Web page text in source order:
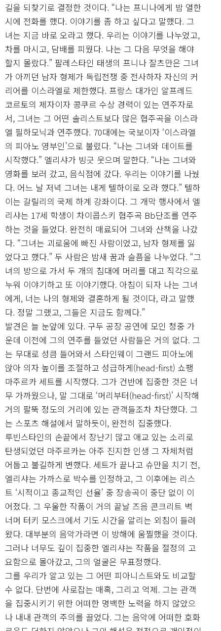
길을 되찾기로 결정한 것이다. “나는 프니나에게 밤 열한
시에 전화를 했다. 이야기를 좀 하고 싶다고 말했다. 그
녀는 지금 바로 오라고 했다. 우리는 이야기를 나누었고,
차를 마시고, 담배를 피웠다. 나는 그 다음 무엇을 해야
할지 몰랐다.” 팔레스타인 태생의 프니나 잘츠만은 그녀
가 아끼던 남자 형제가 독립전쟁 중 전사하자 자신의 커
리어를 이스라엘로 제한했다. 프랑스 대가인 알프레드
코르토의 제자이자 콩쿠르 수상 경력이 있는 연주자로
서, 그녀는 그 어떤 솔리스트보다 많은 협주곡을 이스라
엘 필하모닉과 연주했다. 70대에는 국보이자 ‘이스라엘
의 피아노 영부인’으로 불렸다. “나는 그녀와 데이트를
시작했다.” 엘리샤가 빙긋 웃으며 말한다. “나는 그녀와
영화를 보러 갔고, 음식점에 갔다. 우리는 이야기를 나눴
다. 어느 날 저녁 그녀는 내게 텔하이로 오라 했다.” 텔하
이는 갈릴리의 국제 하계 강좌이다. 그 개막 행사에서 엘
리샤는 17세 학생이 차이콥스키 협주곡 Bb단조를 연주
하는 것을 들었다. 완전히 매료되어 그녀와 산책을 나갔
다. “그녀는 괴로움에 빠진 사람이었고, 남자 형제를 잃
었다고 했다.” 두 사람은 밤새 꿈과 슬픔을 나누었다. “그
녀의 방으로 가서 두 개의 침대에 머리를 대고 직각으로
누워 이야기하고 또 이야기했다. 아침이 되자 나는 그녀
에게, 너는 나의 형제와 결혼하게 될 것이다, 라고 말했
다. 정말 그랬고, 그들은 지금도 함께다.”
발견은 늘 눈앞에 있다. 구두 공장 공연에 모인 청중 가
운데 이전에 그의 연주를 들었던 사람들은 거의 없다. 그
는 무대로 성큼 들어와서 스타인웨이 그랜드 피아노에
앉아 의자 높이를 조절하고 성급하게(head-first) 쇼팽
마주르카 세트를 시작했다. 그가 건반에 집중한 것은 너
무 가까웠으나, 말 그대로 ‘머리부터(head-first)’ 시작해
거의 팔뚝 정도의 거리에 있는 관객들조차 차단했다. 그
는 스포츠 해설에서 말하듯이, 완전히 집중했다.
루빈스타인의 손끝에서 장난기 많고 애교 있는 소리로
탄생되었던 마주르카는 아주 진지한 인생 그 자체처럼
어둡고 불길하게 변했다. 세트가 끝나고 슈만을 치기 전,
엘리샤는 가까스로 박수를 인정하고, 그 이후에는 리스
트 ‘시적이고 종교적인 선율’ 중 장송곡이 중단 없이 이
어졌다. 그 우울한 작품이 거의 끝날 즈음 콘크리트 벽
너머 터키 모스크에서 기도 시간을 알리는 외침이 들려
왔다. 대부분의 음악가라면 이 방해에 움찔했을 것이다.
그러나 너무도 깊이 집중한 엘리샤는 작품을 절정의 고
요함으로 몰아갔고, 그의 얼굴은 무표정했다.
그를 우리가 알고 있는 그 어떤 피아니스트와도 비교할
수 없다. 단번에 사로잡는 매혹, 그리고 억제. 그는 관객
을 집중시키기 위한 어떠한 명백한 노력을 하지 않았으
나 내내 관객의 주의를 끌었다. 그는 음악에 어떠한 호화